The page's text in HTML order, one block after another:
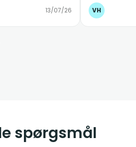
var afhentningen
ferietrafik. De
time før og gav
smidigt fra start til
13/07/26 VH
spørgsmål